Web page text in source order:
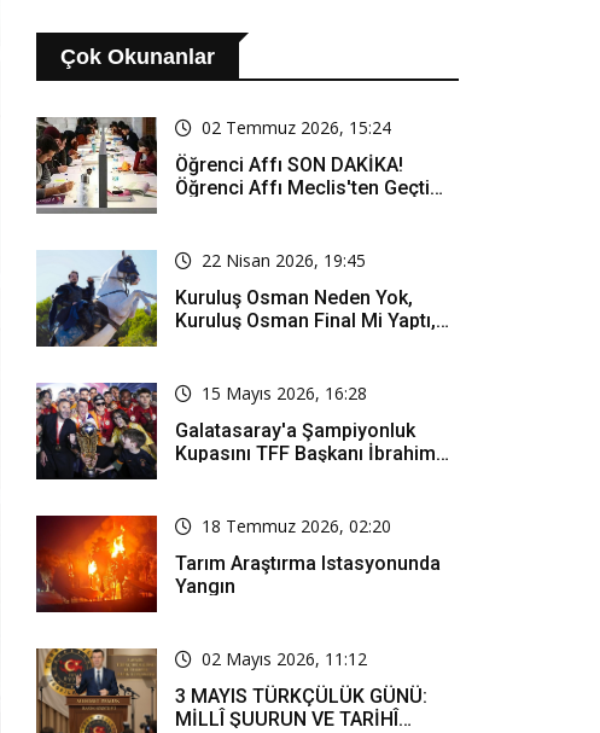
Çok Okunanlar
02 Temmuz 2026, 15:24
Öğrenci Affı SON DAKİKA!
Öğrenci Affı Meclis'ten Geçti
22 Nisan 2026, 19:45
Kuruluş Osman Neden Yok,
Kuruluş Osman Final Mi Yaptı,
Zaman Yayınlanacak?
15 Mayıs 2026, 16:28
Galatasaray'a Şampiyonluk
Kupasını TFF Başkanı İbrahim
18 Temmuz 2026, 02:20
Tarım Araştırma Istasyonunda
Yangın
02 Mayıs 2026, 11:12
3 MAYIS TÜRKÇÜLÜK GÜNÜ:
MİLLÎ ŞUURUN VE TARİHÎ